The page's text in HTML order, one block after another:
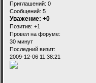
Приглашений: 0
Сообщений: 5
Уважение: +0
Позитив: +1
Провел на форуме:
30 минут
Последний визит:
2009-12-06 11:38:21